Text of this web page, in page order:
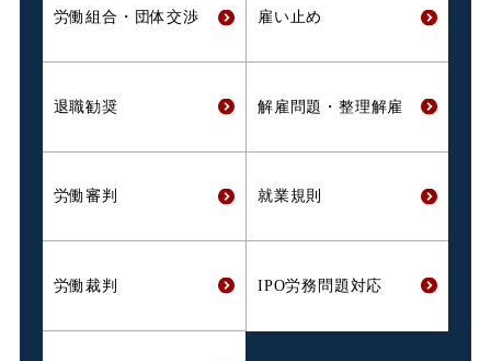
労働組合・ 団体交渉 雇い止め
退職勧奨 解雇問題・ 整理解雇
労働審判 就業規則
労働裁判 IPO労務問題対応